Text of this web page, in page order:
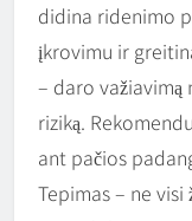
didina ridenimo
įkrovimu ir
– daro
riziką.
ant pačios
Tepimas – ne